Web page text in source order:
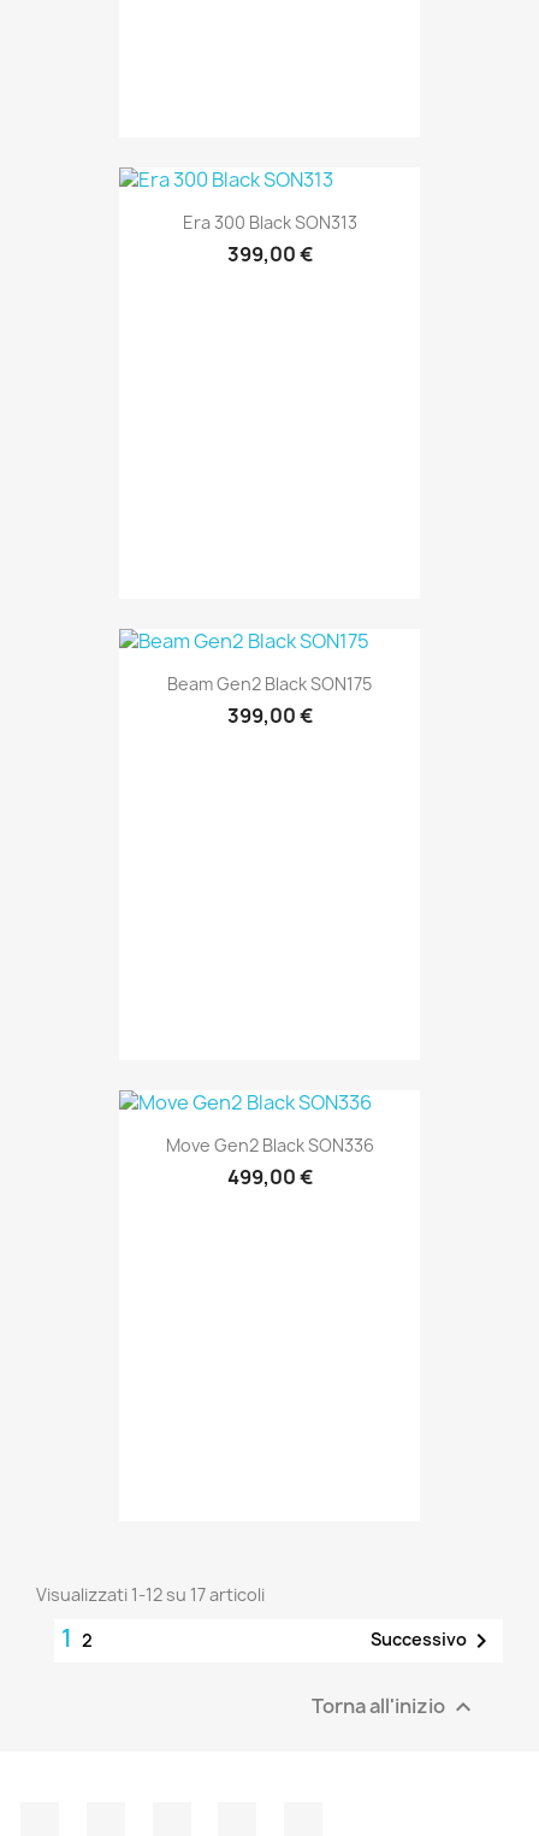
Era 300 Black SON313
399,00 €
Beam Gen2 Black SON175
399,00 €
Move Gen2 Black SON336
499,00 €
Visualizzati 1-12 su 17 articoli
1 2 Successivo 
Torna all'inizio 